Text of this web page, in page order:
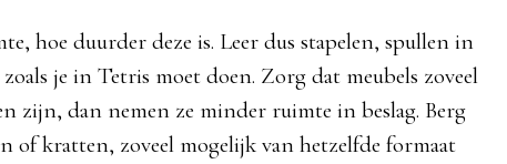
hoe duurder deze is. Leer dus stapelen, spullen in
je in Tetris moet doen. Zorg dat meubels zoveel
zijn, dan nemen ze minder ruimte in beslag. Berg
of kratten, zoveel mogelijk van hetzelfde formaat